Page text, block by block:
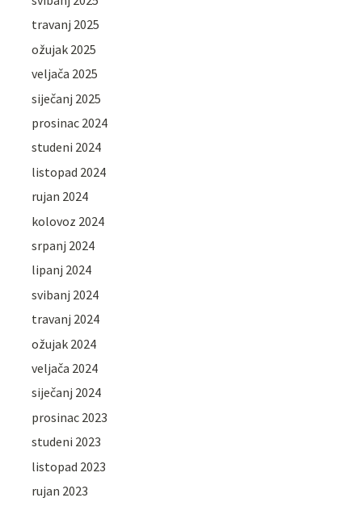
travanj 2025
ožujak 2025
veljača 2025
siječanj 2025
prosinac 2024
studeni 2024
listopad 2024
rujan 2024
kolovoz 2024
srpanj 2024
lipanj 2024
svibanj 2024
travanj 2024
ožujak 2024
veljača 2024
siječanj 2024
prosinac 2023
studeni 2023
listopad 2023
rujan 2023